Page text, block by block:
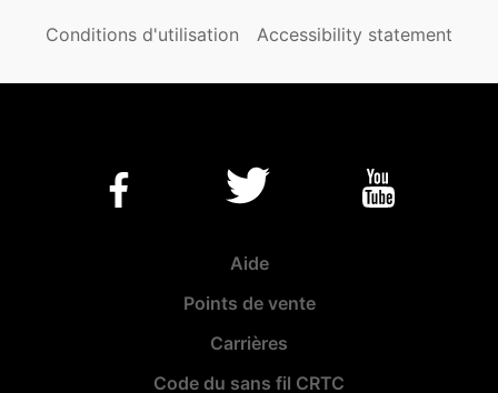
Conditions d'utilisation Accessibility statement
Aide
Points de vente
Carrières
Code du sans fil CRTC